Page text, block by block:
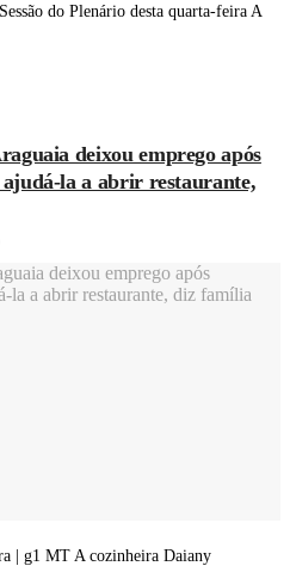
do Plenário desta quarta-feira A
deixou emprego após
ajudá-la a abrir restaurante,
| g1 MT A cozinheira Daiany